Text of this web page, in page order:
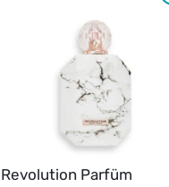
Revolution Parfüm